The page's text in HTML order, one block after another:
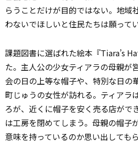
らうことだけが目的ではない。地域
わないでほしいと住民たちは願ってい
課題図書に選ばれた絵本『Tiara’s
た。主人公の少女ティアラの母親が
会の日の上等な帽子や、特別な日の
町じゅうの女性が訪れる。ティアラ
ろが、近くに帽子を安く売る店がで
は工房を閉めてしまう。母親の帽子
意味を持っているのか思い出しても